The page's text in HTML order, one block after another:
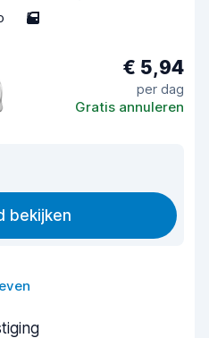
5
€ 5,94
per dag
Gratis annuleren
bekijken